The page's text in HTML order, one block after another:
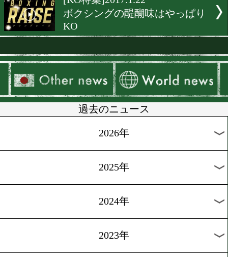
[KO KiNG]2017.2.12
衝撃のKOシーン
[KO KiNG]2017.2.5
今週はBOXING RAISEの
[KO KiNG]2017.1.29
デビューから11試合連続
比嘉大吾
[試合動画]2017.1.28
ング)開幕1週間前
[KO特集]2017.1.22
ボクシングの醍醐味はやっ